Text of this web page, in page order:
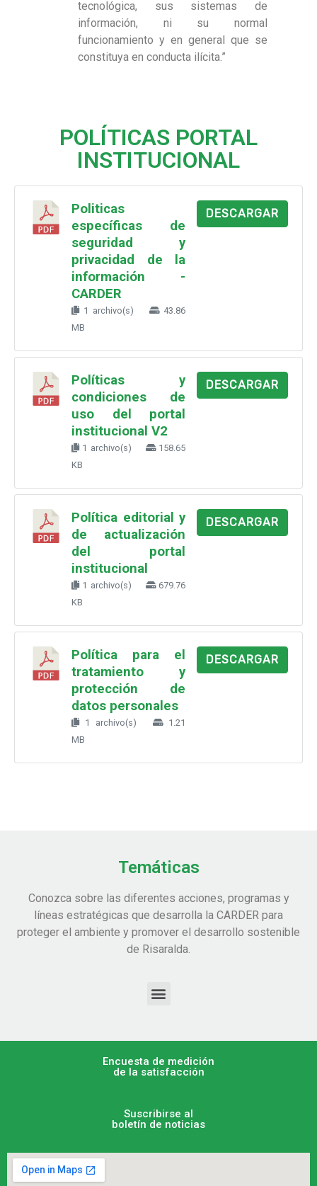
tecnológica, sus sistemas de
información, ni su normal
funcionamiento y en general que se
constituya en conducta ilícita.”
POLÍTICAS PORTAL
INSTITUCIONAL
Politicas
específicas de
seguridad y
privacidad de la
información -
CARDER
1 archivo(s)
43.86
MB
DESCARGAR
Políticas y
condiciones de
uso del portal
institucional V2
1 archivo(s)
158.65
KB
DESCARGAR
Política editorial y
de actualización
del portal
institucional
1 archivo(s)
679.76
KB
DESCARGAR
Política para el
tratamiento y
protección de
datos personales
1 archivo(s)
1.21
MB
DESCARGAR
Temáticas
Conozca sobre las diferentes acciones, programas y
líneas estratégicas que desarrolla la CARDER para
proteger el ambiente y promover el desarrollo sostenible
de Risaralda.
Encuesta de medición
de la satisfacción
Suscribirse al
boletín de noticias